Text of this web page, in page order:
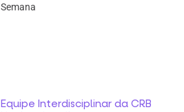
Semana
Equipe Interdisciplinar da CRB